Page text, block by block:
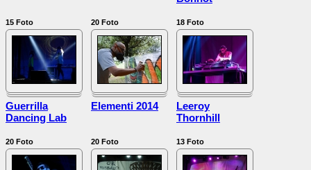
15 Foto 20 Foto 18 Foto
Guerrilla
Dancing Lab
20 Foto
Elementi 2014
20 Foto
Leeroy
Thornhill
13 Foto